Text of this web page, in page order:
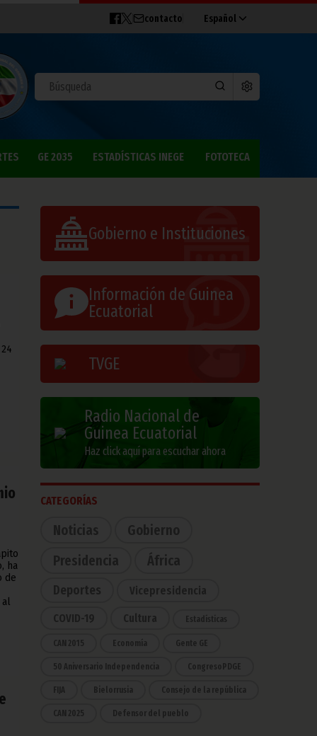
contacto Español
GE 2035 ESTADÍSTICAS INEGE FOTOTECA
ha
de
al
Gobierno e Instituciones
Información de Guinea
Ecuatorial
TVGE
Radio Nacional de
Guinea Ecuatorial
Haz click aquí para escuchar ahora
CATEGORÍAS
Noticias
Gobierno
Presidencia
África
Deportes Vicepresidencia
COVID-19 Cultura Estadísticas
CAN 2015 Economía Gente GE
50 Aniversario Independencia CongresoPDGE
FIJA Bielorrusia Consejo de la república
CAN 2025 Defensor del pueblo